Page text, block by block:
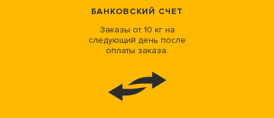
БАНКОВСКИЙ СЧЕТ
Заказы от 10 кг на
следующий день после
оплаты заказа.